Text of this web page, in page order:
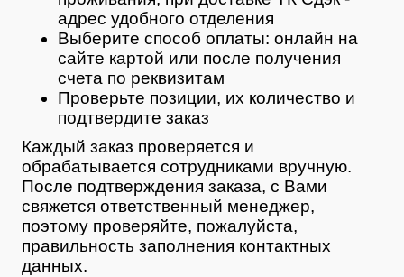
адрес удобного отделения
Выберите способ оплаты: онлайн на
сайте картой или после получения
счета по реквизитам
Проверьте позиции, их количество и
подтвердите заказ
Каждый заказ проверяется и
обрабатывается сотрудниками вручную.
После подтверждения заказа, с Вами
свяжется ответственный менеджер,
поэтому проверяйте, пожалуйста,
правильность заполнения контактных
данных.